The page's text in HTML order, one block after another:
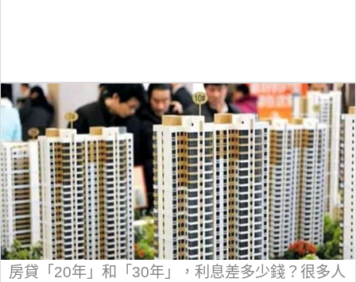
房貸「20年」和「30年」，利息差多少錢？很多人